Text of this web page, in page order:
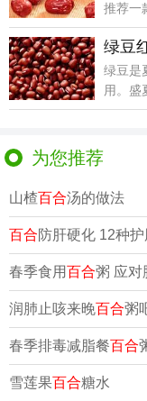
推荐一
绿豆
绿豆是
用。盛
消热。
为您推荐
山楂百合汤的做法
百合防肝硬化 12种
春季食用百合粥 应对
润肺止咳来晚百合粥
春季排毒减脂餐百合
雪莲果百合糖水